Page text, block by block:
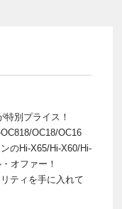
別プライス！
OC18/OC16
のHi-X65/Hi-X60/Hi-
オファー！
ティを手に入れて